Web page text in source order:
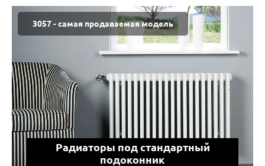
3057 - самая продаваемая модель
Радиаторы под стандартный
подоконник